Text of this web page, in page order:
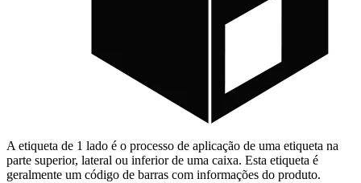
A etiqueta de 1 lado é o processo de aplicação de uma etiqueta na
parte superior, lateral ou inferior de uma caixa. Esta etiqueta é
geralmente um código de barras com informações do produto.